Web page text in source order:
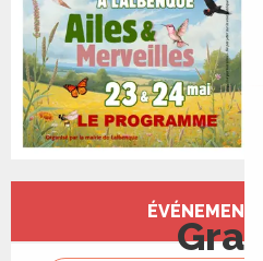
Ouverture et